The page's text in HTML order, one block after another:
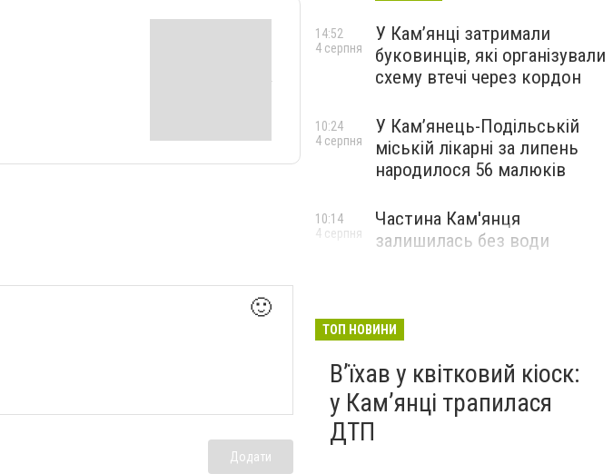
🙂
Додати
У Кам’янці затримали
буковинців, які організували
схему втечі через кордон
14:52
4 серпня
У Кам’янець-Подільській
міській лікарні за липень
народилося 56 малюків
10:24
4 серпня
Частина Кам'янця
залишилась без води
10:14
4 серпня
ТОП НОВИНИ
Вʼїхав у квітковий кіоск:
у Камʼянці трапилася
ДТП